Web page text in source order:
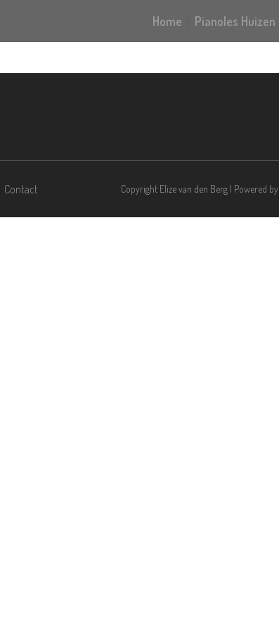
Home Pianoles Huizen
Contact Copyright Elize van den Berg | Powered by